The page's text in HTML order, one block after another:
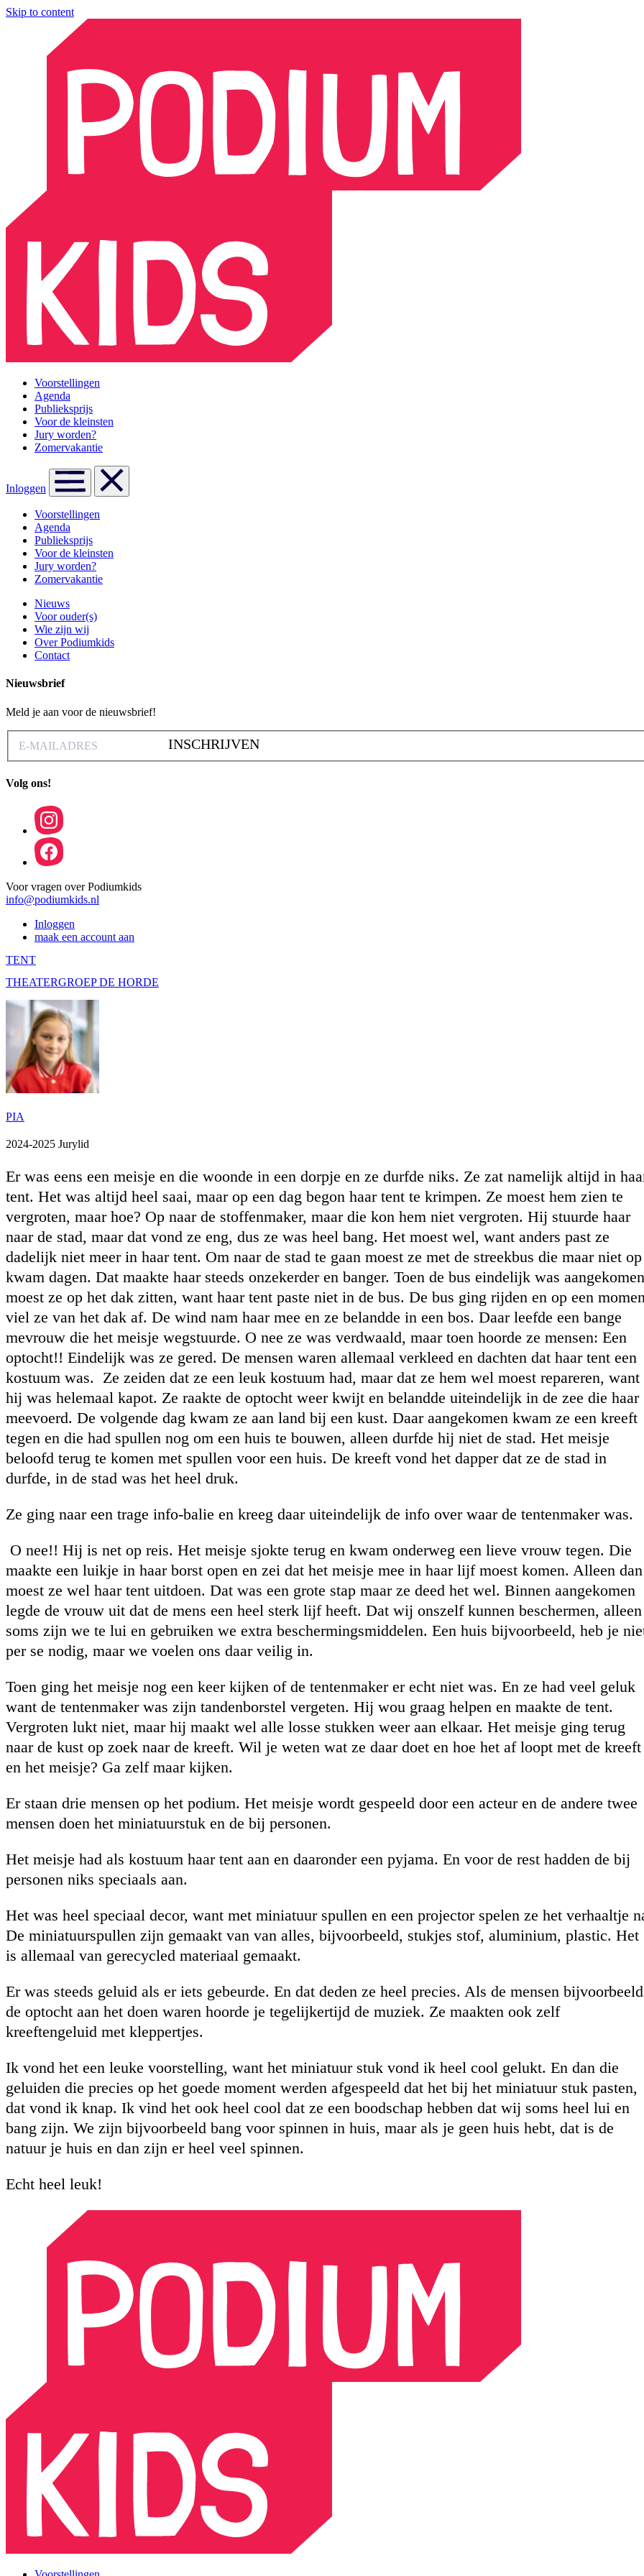
Skip to content
Voorstellingen
Agenda
Publieksprijs
Voor de kleinsten
Jury worden?
Zomervakantie
Inloggen
Voorstellingen
Agenda
Publieksprijs
Voor de kleinsten
Jury worden?
Zomervakantie
Nieuws
Voor ouder(s)
Wie zijn wij
Over Podiumkids
Contact
Nieuwsbrief
Meld je aan voor de nieuwsbrief!
INSCHRIJVEN
Volg ons!
Voor vragen over Podiumkids
info@podiumkids.nl
Inloggen
maak een account aan
TENT
THEATERGROEP DE HORDE
PIA
2024-2025 Jurylid
Er was eens een meisje en die woonde in een dorpje en ze durfde niks. Ze zat namelijk altijd in
tent. Het was altijd heel saai, maar op een dag begon haar tent te krimpen. Ze moest hem zien te
vergroten, maar hoe? Op naar de stoffenmaker, maar die kon hem niet vergroten. Hij stuurde haar
naar de stad, maar dat vond ze eng, dus ze was heel bang. Het moest wel, want anders past ze
dadelijk niet meer in haar tent. Om naar de stad te gaan moest ze met de streekbus die maar niet op
kwam dagen. Dat maakte haar steeds onzekerder en banger. Toen de bus eindelijk was aangekomen
moest ze op het dak zitten, want haar tent paste niet in de bus. De bus ging rijden en op een
viel ze van het dak af. De wind nam haar mee en ze belandde in een bos. Daar leefde een bange
mevrouw die het meisje wegstuurde. O nee ze was verdwaald, maar toen hoorde ze mensen: Een
optocht!! Eindelijk was ze gered. De mensen waren allemaal verkleed en dachten dat haar tent een
kostuum was. Ze zeiden dat ze een leuk kostuum had, maar dat ze hem wel moest repareren, want
hij was helemaal kapot. Ze raakte de optocht weer kwijt en belandde uiteindelijk in de zee die haar
meevoerd. De volgende dag kwam ze aan land bij een kust. Daar aangekomen kwam ze een kreeft
tegen en die had spullen nog om een huis te bouwen, alleen durfde hij niet de stad. Het meisje
beloofd terug te komen met spullen voor een huis. De kreeft vond het dapper dat ze de stad in
durfde, in de stad was het heel druk.
Ze ging naar een trage info-balie en kreeg daar uiteindelijk de info over waar de tentenmaker was.
O nee!! Hij is net op reis. Het meisje sjokte terug en kwam onderweg een lieve vrouw tegen. Die
maakte een luikje in haar borst open en zei dat het meisje mee in haar lijf moest komen. Alleen dan
moest ze wel haar tent uitdoen. Dat was een grote stap maar ze deed het wel. Binnen aangekomen
legde de vrouw uit dat de mens een heel sterk lijf heeft. Dat wij onszelf kunnen beschermen, alleen
soms zijn we te lui en gebruiken we extra beschermingsmiddelen. Een huis bijvoorbeeld, heb je
per se nodig, maar we voelen ons daar veilig in.
Toen ging het meisje nog een keer kijken of de tentenmaker er echt niet was. En ze had veel geluk
want de tentenmaker was zijn tandenborstel vergeten. Hij wou graag helpen en maakte de tent.
Vergroten lukt niet, maar hij maakt wel alle losse stukken weer aan elkaar. Het meisje ging terug
naar de kust op zoek naar de kreeft. Wil je weten wat ze daar doet en hoe het af loopt met de kreeft
en het meisje? Ga zelf maar kijken.
Er staan drie mensen op het podium. Het meisje wordt gespeeld door een acteur en de andere twee
mensen doen het miniatuurstuk en de bij personen.
Het meisje had als kostuum haar tent aan en daaronder een pyjama. En voor de rest hadden de bij
personen niks speciaals aan.
Het was heel speciaal decor, want met miniatuur spullen en een projector spelen ze het verhaaltje
De miniatuurspullen zijn gemaakt van van alles, bijvoorbeeld, stukjes stof, aluminium, plastic. Het
is allemaal van gerecycled materiaal gemaakt.
Er was steeds geluid als er iets gebeurde. En dat deden ze heel precies. Als de mensen bijvoorbeeld
de optocht aan het doen waren hoorde je tegelijkertijd de muziek. Ze maakten ook zelf
kreeftengeluid met kleppertjes.
Ik vond het een leuke voorstelling, want het miniatuur stuk vond ik heel cool gelukt. En dan die
geluiden die precies op het goede moment werden afgespeeld dat het bij het miniatuur stuk pasten,
dat vond ik knap. Ik vind het ook heel cool dat ze een boodschap hebben dat wij soms heel lui en
bang zijn. We zijn bijvoorbeeld bang voor spinnen in huis, maar als je geen huis hebt, dat is de
natuur je huis en dan zijn er heel veel spinnen.
Echt heel leuk!